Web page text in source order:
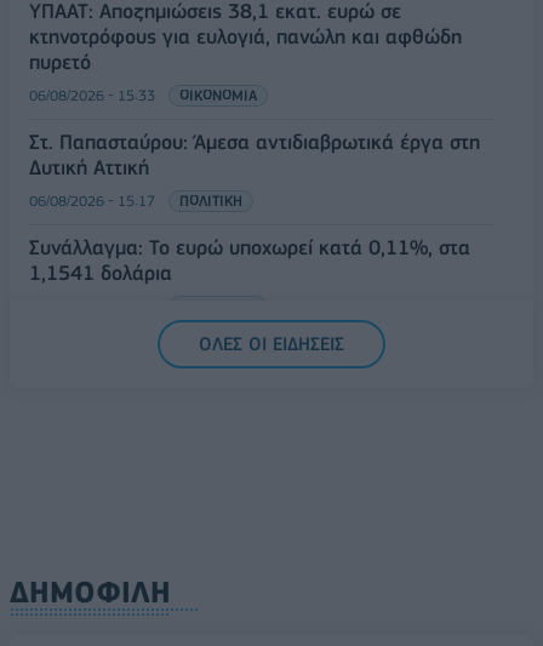
ΥΠΑΑΤ: Αποζημιώσεις 38,1 εκατ. ευρώ σε
κτηνοτρόφους για ευλογιά, πανώλη και αφθώδη
πυρετό
06/08/2026 - 15:33 ΟΙΚΟΝΟΜΙΑ
Στ. Παπασταύρου: Άμεσα αντιδιαβρωτικά έργα στη
Δυτική Αττική
06/08/2026 - 15:17 ΠΟΛΙΤΙΚΗ
Συνάλλαγμα: Το ευρώ υποχωρεί κατά 0,11%, στα
1,1541 δολάρια
ΟΛΕΣ ΟΙ ΕΙΔΗΣΕΙΣ
ΔΗΜΟΦΙΛΗ